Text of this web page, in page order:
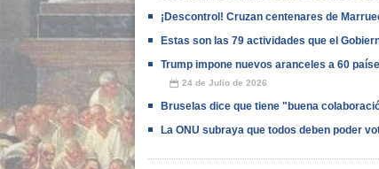
¡Descontrol! Cruzan centenares de
Estas son las 79 actividades que el
Trump impone nuevos aranceles a 60
📅 24 de Julio de 2026
Bruselas dice que tiene "buena
La ONU subraya que todos deben poder